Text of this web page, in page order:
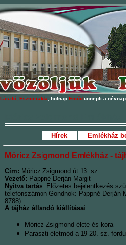
László, Eszmeralda , holnap Emőd ünnepli a
Hírek Emlékház
Móricz Zsigmond Emlékház -
Cím: Móricz Zsigmond út 13. sz.
Vezető: Pappné Derján Margit
Nyitva tartás: Előzetes bejelentkezés
telefonszámon Gondnok: Pappné Derján
8788)
A tájház állandó kiállításai
Móricz Zsigmond élete és kora
Paraszti életmód a 19-20. sz.